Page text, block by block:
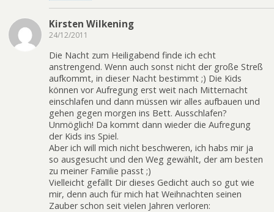
Kirsten Wilkening
24/12/2011
Die Nacht zum Heiligabend finde ich echt
anstrengend. Wenn auch sonst nicht der große Streß
aufkommt, in dieser Nacht bestimmt ;) Die Kids
können vor Aufregung erst weit nach Mitternacht
einschlafen und dann müssen wir alles aufbauen und
gehen gegen morgen ins Bett. Ausschlafen?
Unmöglich! Da kommt dann wieder die Aufregung
der Kids ins Spiel.
Aber ich will mich nicht beschweren, ich habs mir ja
so ausgesucht und den Weg gewählt, der am besten
zu meiner Familie passt ;)
Vielleicht gefällt Dir dieses Gedicht auch so gut wie
mir, denn auch für mich hat Weihnachten seinen
Zauber schon seit vielen Jahren verloren: